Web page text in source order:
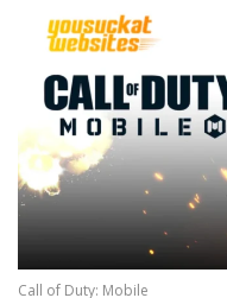
Call of Duty: Mobile